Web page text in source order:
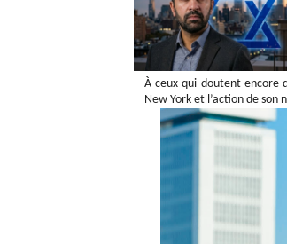
À ceux qui doutent encore
New York et l’action de